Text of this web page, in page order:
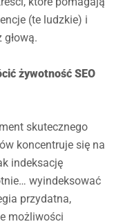
(te ludzkie) i
żywotność SEO
skutecznego
koncentruje się na
indeksację
wyindeksować
przydatna,
możliwości